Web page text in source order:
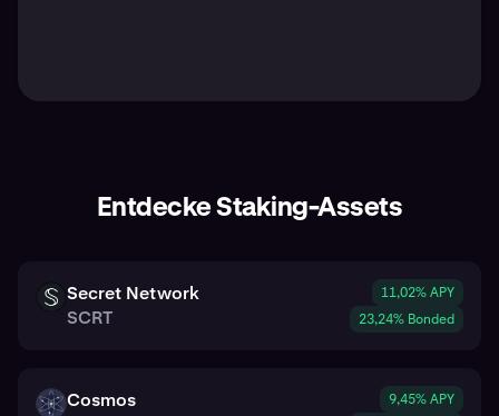
Entdecke Staking-Assets
SCRT
Secret Network
SCRT
11,02% APY
23,24% Bonded
ATOM Cosmos
9,45% APY